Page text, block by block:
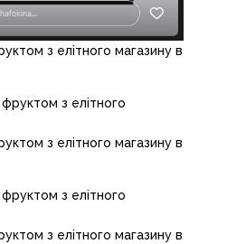
з елітного магазину в
з елітного магазину в
з елітного магазину в